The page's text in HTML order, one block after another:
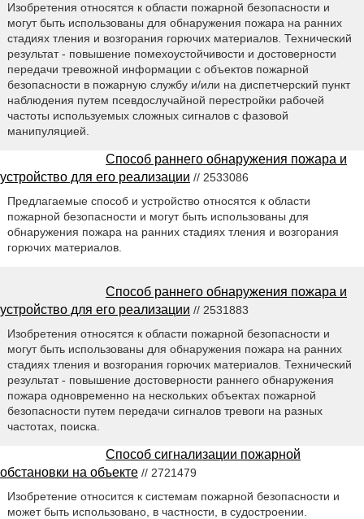
Изобретения относятся к области пожарной безопасности и
могут быть использованы для обнаружения пожара на ранних
стадиях тления и возгорания горючих материалов. Технический
результат - повышение помехоустойчивости и достоверности
передачи тревожной информации с объектов пожарной
безопасности в пожарную службу и/или на диспетчерский пункт
наблюдения путем псевдослучайной перестройки рабочей
частоты используемых сложных сигналов с фазовой
манипуляцией.
Способ раннего обнаружения пожара и
устройство для его реализации // 2533086
Предлагаемые способ и устройство относятся к области
пожарной безопасности и могут быть использованы для
обнаружения пожара на ранних стадиях тления и возгорания
горючих материалов.
Способ раннего обнаружения пожара и
устройство для его реализации // 2531883
Изобретения относятся к области пожарной безопасности и
могут быть использованы для обнаружения пожара на ранних
стадиях тления и возгорания горючих материалов. Технический
результат - повышение достоверности раннего обнаружения
пожара одновременно на нескольких объектах пожарной
безопасности путем передачи сигналов тревоги на разных
частотах, поиска.
Способ сигнализации пожарной
обстановки на объекте // 2721479
Изобретение относится к системам пожарной безопасности и
может быть использовано, в частности, в судостроении.